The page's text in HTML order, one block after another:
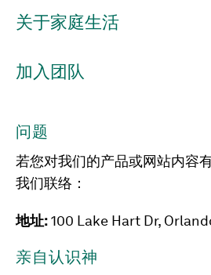
关于家庭生活
加入团队
问题
若您对我们的产品或网站内容
我们联络：
地址:100 Lake Hart Dr,
亲自认识神